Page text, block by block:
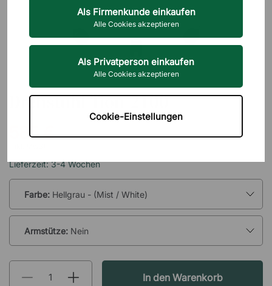
Als Firmenkunde einkaufen
Alle Cookies akzeptieren
Als Privatperson einkaufen
Alle Cookies akzeptieren
Cookie-Einstellungen
Drehstuhl Tion 2100
585 €
Lieferzeit: 3-4 Wochen
Farbe: Hellgrau - (Mist / White)
Armstütze: Nein
In den Warenkorb